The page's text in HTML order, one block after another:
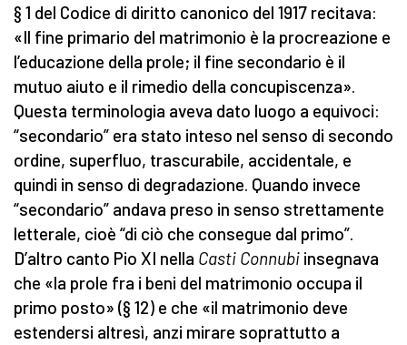
§ 1 del Codice di diritto canonico del 1917 recitava:
«Il fine primario del matrimonio è la procreazione e
l’educazione della prole; il fine secondario è il
mutuo aiuto e il rimedio della concupiscenza».
Questa terminologia aveva dato luogo a equivoci:
“secondario” era stato inteso nel senso di secondo
ordine, superfluo, trascurabile, accidentale, e
quindi in senso di degradazione. Quando invece
“secondario” andava preso in senso strettamente
letterale, cioè “di ciò che consegue dal primo”.
D’altro canto Pio XI nella Casti Connubi insegnava
che «la prole fra i beni del matrimonio occupa il
primo posto» (§ 12) e che «il matrimonio deve
estendersi altresì, anzi mirare soprattutto a